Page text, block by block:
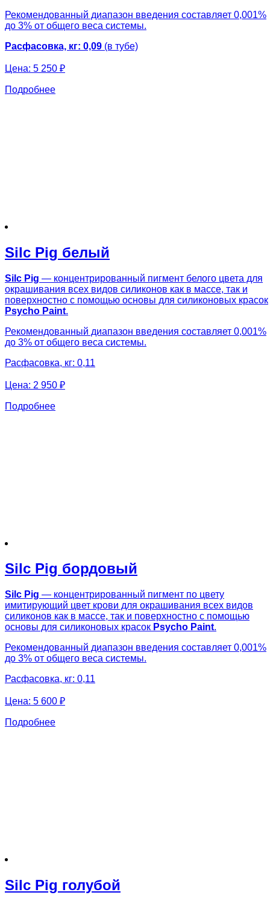
Рекомендованный диапазон введения составляет 0,001%
до 3% от общего веса системы.
Расфасовка, кг: 0,09 (в тубе)
Цена: 5 250 ₽
Подробнее
Silc Pig белый
Silc Pig — концентрированный пигмент белого цвета для
окрашивания всех видов силиконов как в массе, так и
поверхностно с помощью основы для силиконовых красок
Psycho Paint.
Рекомендованный диапазон введения составляет 0,001%
до 3% от общего веса системы.
Расфасовка, кг: 0,11
Цена: 2 950 ₽
Подробнее
Silc Pig бордовый
Silc Pig — концентрированный пигмент по цвету
имитирующий цвет крови для окрашивания всех видов
силиконов как в массе, так и поверхностно с помощью
основы для силиконовых красок Psycho Paint.
Рекомендованный диапазон введения составляет 0,001%
до 3% от общего веса системы.
Расфасовка, кг: 0,11
Цена: 5 600 ₽
Подробнее
Silc Pig голубой